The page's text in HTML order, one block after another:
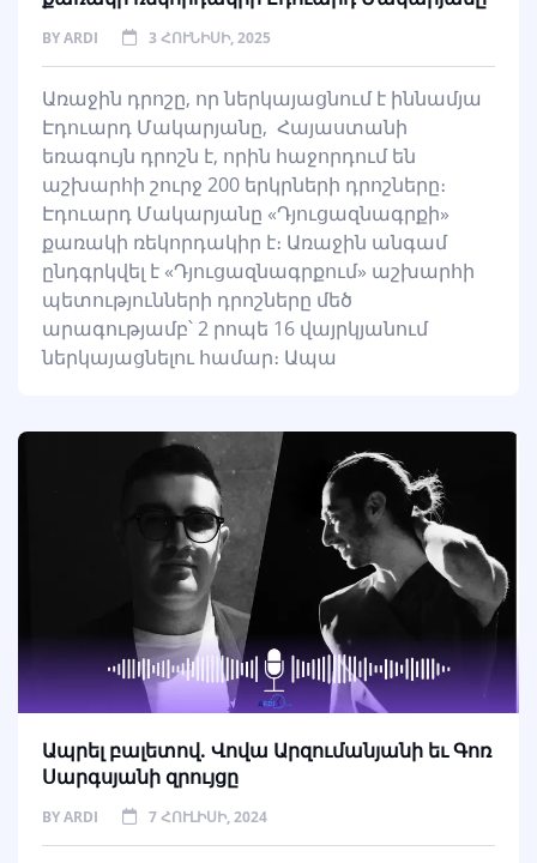
BYARDI 3 ՀՈՒՆԻՍԻ, 2025
Առաջին դրոշը, որ ներկայացնում է իննամյա
Էդուարդ Մակարյանը, Հայաստանի
եռագույն դրոշն է, որին հաջորդում են
աշխարհի շուրջ 200 երկրների դրոշները։
Էդուարդ Մակարյանը «Դյուցազնագրքի»
քառակի ռեկորդակիր է։ Առաջին անգամ
ընդգրկվել է «Դյուցազնագրքում» աշխարհի
պետությունների դրոշները մեծ
արագությամբ՝ 2 րոպե 16 վայրկյանում
ներկայացնելու համար։ Ապա
Ապրել բալետով. Վովա Արզումանյանի եւ Գոռ
Սարգսյանի զրույցը
BYARDI 7 ՀՈՒԼԻՍԻ, 2024